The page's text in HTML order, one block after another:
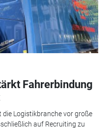
Fahrerbindung
die Logistikbranche vor große
auf Recruiting zu